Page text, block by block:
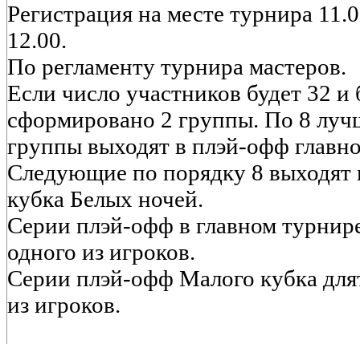
Регистрация на месте турнира
12.00.
По регламенту турнира мастеров.
Если число участников будет 32 и
сформировано 2 группы. По 8
группы выходят в плэй-офф
Следующие по порядку 8
кубка Белых ночей.
Серии плэй-офф в главном
одного из игроков.
Серии плэй-офф Малого кубка
из игроков.